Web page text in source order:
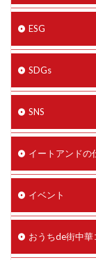
ESG
SDGs
SNS
イートアンドの
イベント
おうちde街中華